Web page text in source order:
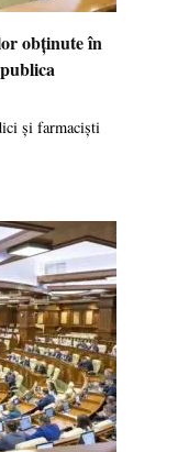
obținute în
și farmaciști